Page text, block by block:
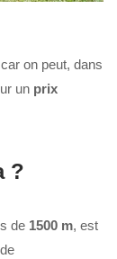
car on peut, dans
un prix
?
de 1500 m, est
de